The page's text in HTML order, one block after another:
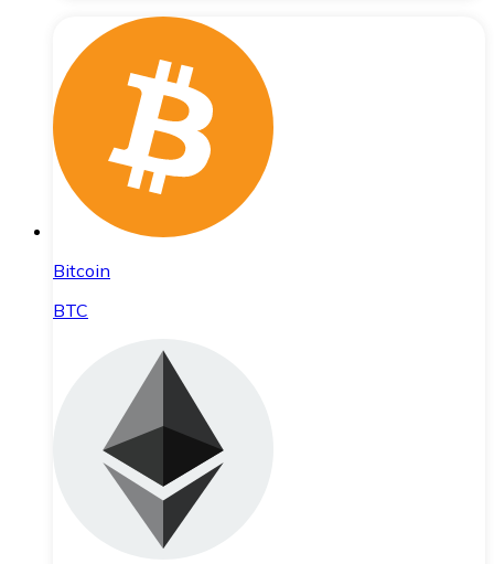
Bitcoin
BTC